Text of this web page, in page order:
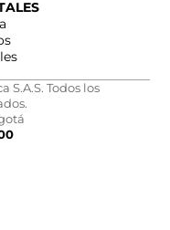
S.A.S. Todos los